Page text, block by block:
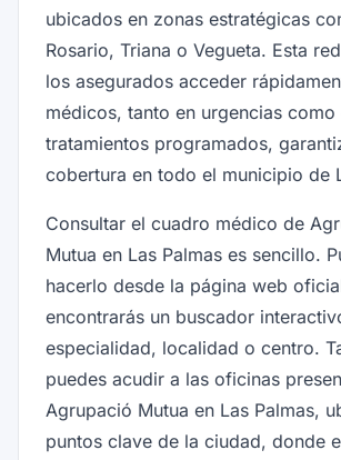
ubicados en zonas estratégicas
Rosario, Triana o Vegueta. Esta
los asegurados acceder
médicos, tanto en urgencias como
tratamientos programados,
cobertura en todo el municipio de
Consultar el cuadro médico de
Mutua en Las Palmas es sencillo.
hacerlo desde la página web
encontrarás un buscador
especialidad, localidad o centro.
puedes acudir a las oficinas
Agrupació Mutua en Las Palmas,
puntos clave de la ciudad, donde